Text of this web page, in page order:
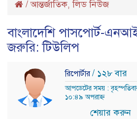
/আন্তর্জাতিক,লিড নিউজ
বাংলাদেশি পাসপোর্ট-
জরুরি: টিউলিপ
রিপোর্টার/ ১২৮ বার
আপডেটের সময় :
১০:৪৯ অপরাহ্ন
শেয়ার করুন